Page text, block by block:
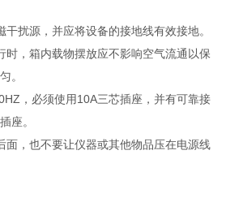
扰源，并应将设备的接地线有效接地。
，箱内载物摆放应不影响空气流通以保
。
，必须使用10A三芯插座，并有可靠接
座。
，也不要让仪器或其他物品压在电源线